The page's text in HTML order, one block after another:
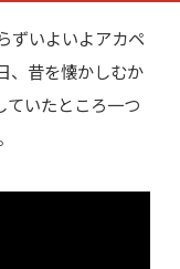
ずいよいよアカペ
、昔を懐かしむか
いたところ一つ